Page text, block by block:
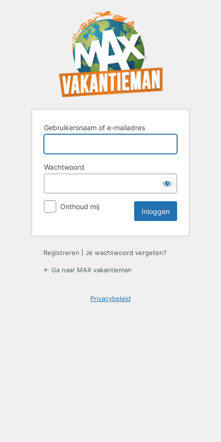
Gebruikersnaam of e-mailadres
Wachtwoord
Onthoud mij
Registreren Je wachtwoord vergeten?
← Ga naar MAX vakantieman
Privacybeleid